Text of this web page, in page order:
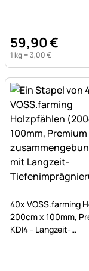
59,90€
1 kg =3,00€
Noch keine
40x VOSS.farming
200cm x 100mm,
KDI4 - Langzeit-